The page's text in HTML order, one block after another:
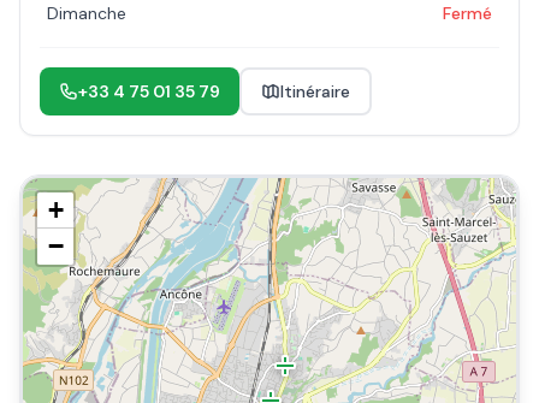
Dimanche Fermé
+33 4 75 01 35 79 Itinéraire
+
−